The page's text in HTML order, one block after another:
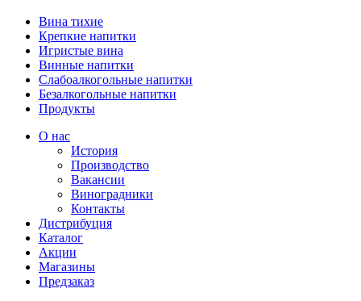
Вина тихие
Крепкие напитки
Игристые вина
Винные напитки
Слабоалкогольные напитки
Безалкогольные напитки
Продукты
О нас
История
Производство
Вакансии
Виноградники
Контакты
Дистрибуция
Каталог
Акции
Магазины
Предзаказ